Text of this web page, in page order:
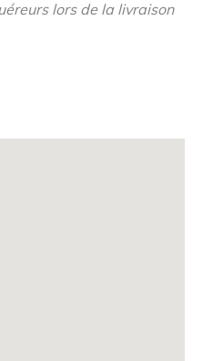
lors de la livraison